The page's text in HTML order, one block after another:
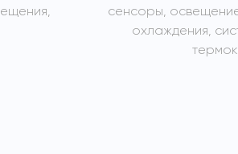
сенсоры,
охлаждения,